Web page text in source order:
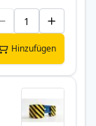
Hinzufügen